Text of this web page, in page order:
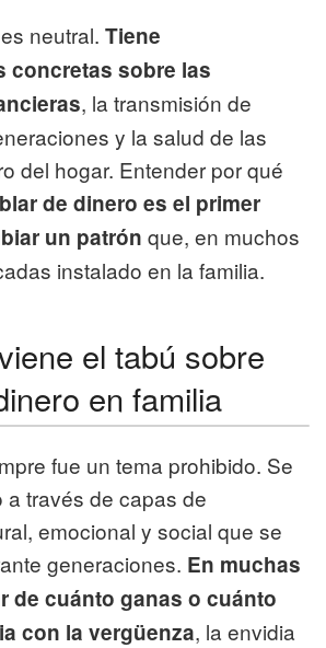
neutral. Tiene
concretas sobre las
, la transmisión de
y la salud de las
del hogar. Entender por qué
de dinero es el primer
un patrón que, en muchos
instalado en la familia.
el tabú sobre
en familia
fue un tema prohibido. Se
través de capas de
emocional y social que se
generaciones. En muchas
de cuánto ganas o cuánto
con la vergüenza, la envidia